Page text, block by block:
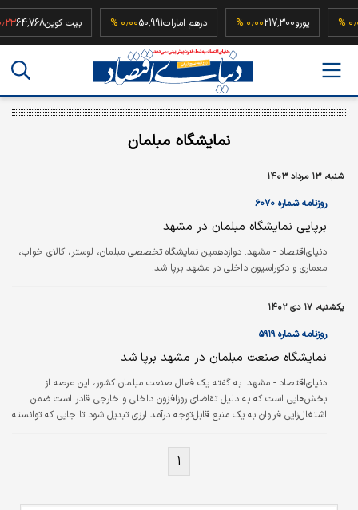
۰٫۰۰ % یورو217,300۰٫۰۰ % درهم امارات50,991۰٫۰۰ % بیت کوین64,768
نمایشگاه مبلمان
شنبه، ۱۳ مرداد ۱۴۰۳
روزنامه شماره ۶۰۷۰
برپایی نمایشگاه مبلمان در مشهد
دنیای‌اقتصاد - مشهد: دوازدهمین نمایشگاه تخصصی مبلمان، لوستر، کالای خواب،
معماری و دکوراسیون داخلی در مشهد برپا شد.
یکشنبه، ۱۷ دی ۱۴۰۲
روزنامه شماره ۵۹۱۹
نمایشگاه صنعت مبلمان در مشهد برپا شد
دنیای‌اقتصاد - مشهد: به گفته یک فعال صنعت مبلمان کشور، این عرصه از
بخش‌‌‌هایی است که به دلیل تقاضای روزافزون داخلی و خارجی قادر است ضمن
اشتغال‌زایی فراوان به یک منبع قابل‌توجه درآمد ارزی تبدیل شود تا جایی که توانسته
۱